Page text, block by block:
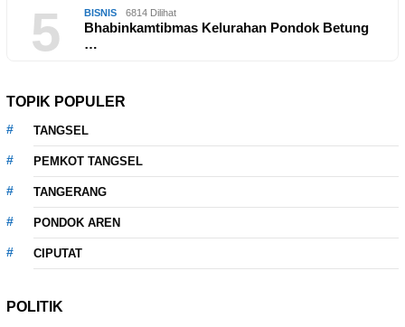
5 BISNIS 6814 Dilihat
Bhabinkamtibmas Kelurahan Pondok Betung
…
TOPIK POPULER
TANGSEL
PEMKOT TANGSEL
TANGERANG
PONDOK AREN
CIPUTAT
POLITIK